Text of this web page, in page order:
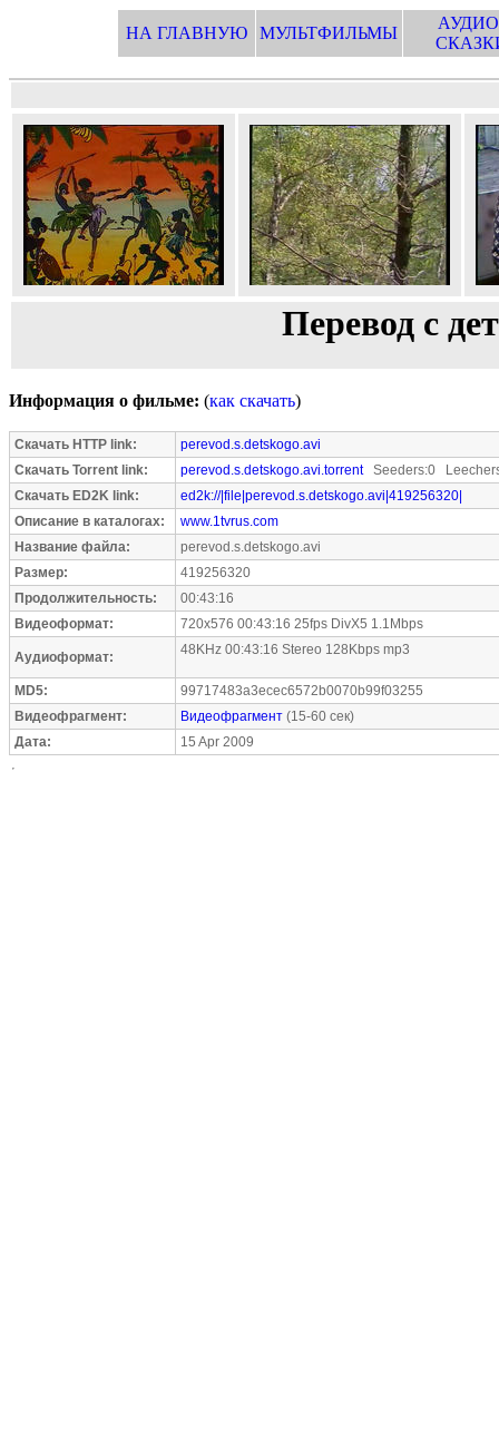
НА ГЛАВНУЮ МУЛЬТФИЛЬМЫ
Перевод с
Информация о фильме: (как скачать)
Скачать HTTP link:
perevod.s.detskogo.avi
Скачать Torrent link:
perevod.s.detskogo.avi.torrentSeeders:0
Скачать ED2K link:
ed2k://|file|perevod.s.detskogo.avi|419256320|
Описание в каталогах:
www.1tvrus.com
Название файла:
perevod.s.detskogo.avi
Размер:
419256320
Продолжительность:
00:43:16
Видеоформат:
720x576 00:43:16 25fps DivX5 1.1Mbps
Аудиоформат: 48KHz 00:43:16 Stereo 128Kbps mp3
MD5:
99717483a3ecec6572b0070b99f03255
Видеофрагмент:
Видеофрагмент (15-60 сек)
Дата:
15 Apr 2009